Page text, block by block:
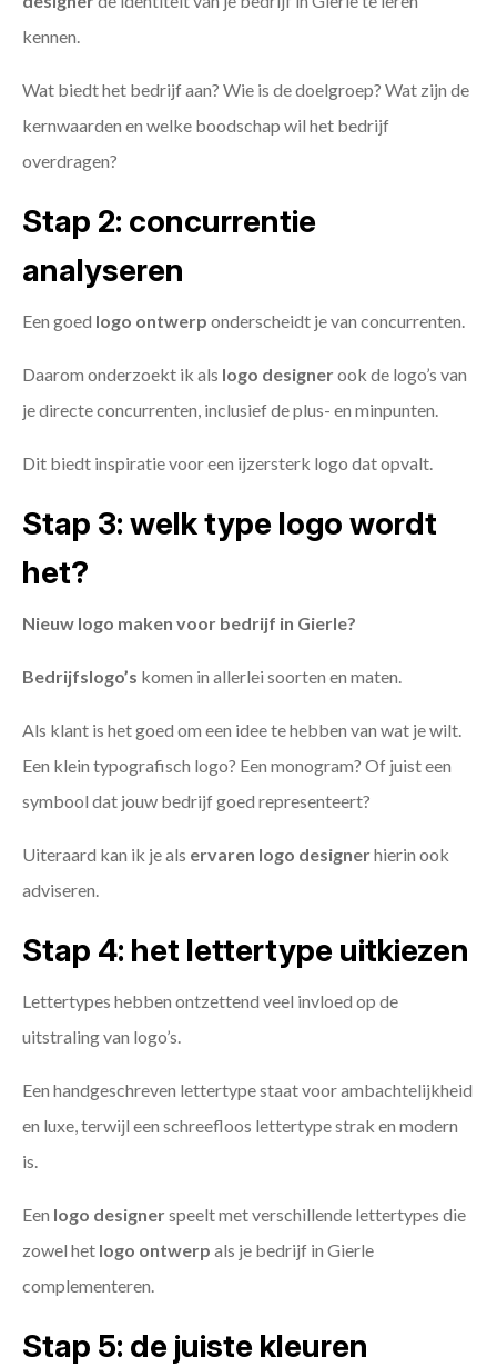
kennen.
Wat biedt het bedrijf aan? Wie is de doelgroep? Wat zijn de
kernwaarden en welke boodschap wil het bedrijf
overdragen?
Stap 2: concurrentie
analyseren
Een goed logo ontwerp onderscheidt je van concurrenten.
Daarom onderzoekt ik als logo designerook de logo’s van
je directe concurrenten, inclusief de plus- en minpunten.
Dit biedt inspiratie voor een ijzersterk logo dat opvalt.
Stap 3: welk type logo wordt
het?
Nieuw logo maken voor bedrijf in Gierle?
Bedrijfslogo’s komen in allerlei soorten en maten.
Als klant is het goed om een idee te hebben van wat je wilt.
Een klein typografisch logo? Een monogram? Of juist een
symbool dat jouw bedrijf goed representeert?
Uiteraard kan ik je als ervaren logo designerhierin ook
adviseren.
Stap 4: het lettertype uitkiezen
Lettertypes hebben ontzettend veel invloed op de
uitstraling van logo’s.
Een handgeschreven lettertype staat voor ambachtelijkheid
en luxe, terwijl een schreefloos lettertype strak en modern
is.
Een logo designerspeelt met verschillende lettertypes die
zowel het logo ontwerp als je bedrijf in Gierle
complementeren.
Stap 5: de juiste kleuren